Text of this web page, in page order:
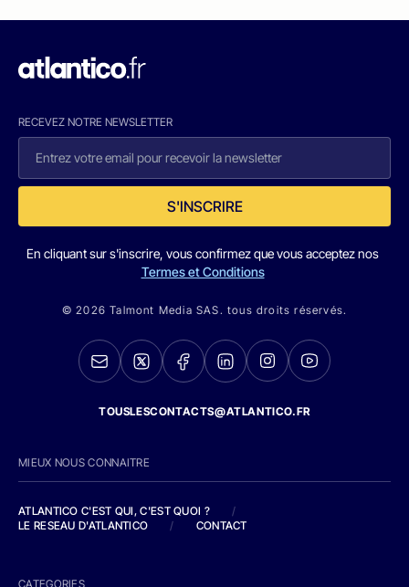
RECEVEZ NOTRE NEWSLETTER
S'INSCRIRE
En cliquant sur s'inscrire, vous confirmez que vous acceptez nos
Termes et Conditions
© 2026 Talmont Media SAS. tous droits réservés.
TOUSLESCONTACTS@ATLANTICO.FR
MIEUX NOUS CONNAITRE
ATLANTICO C'EST QUI, C'EST QUOI ?
/
LE RESEAU D'ATLANTICO
/ CONTACT
CATEGORIES